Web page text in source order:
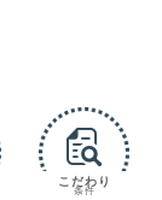
こだわり
条件